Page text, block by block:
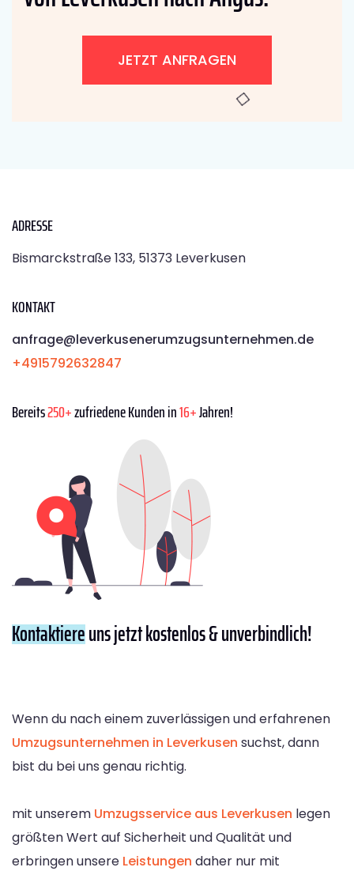
JETZT ANFRAGEN
ADRESSE
Bismarckstraße 133, 51373 Leverkusen
KONTAKT
anfrage@leverkusenerumzugsunternehmen.de
+4915792632847
Bereits250+zufriedene Kunden in16+Jahren!
Kontaktiereuns jetzt kostenlos & unverbindlich!
Wenn du nach einem zuverlässigen und erfahrenen
Umzugsunternehmen in Leverkusen suchst, dann
bist du bei uns genau richtig.
mit unserem Umzugsservice aus Leverkusen legen
größten Wert auf Sicherheit und Qualität und
erbringen unsere Leistungen daher nur mit